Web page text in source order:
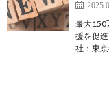
最大150
援を促
社：東